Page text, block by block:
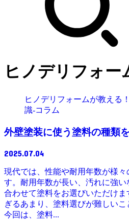
ヒノデリフォー
ヒノデリフォームが教える
識‐コラム
外壁塗装に使う塗料の種類
2025.07.04
現代では、性能や耐用年数が様々
す。耐用年数が長い、汚れに強
合わせて塗料をお選びいただけ
ぎるあまり、塗料選びが難しいこ
今回は、塗料...